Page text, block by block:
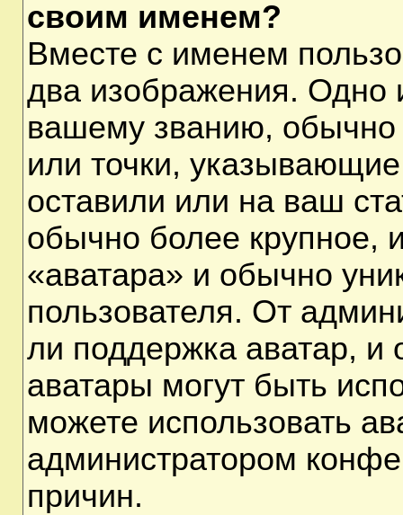
своим именем?
Вместе с именем
два изображения. Одно
вашему званию, обычно
или точки,
оставили или на ваш
обычно более крупное,
«аватара» и обычно
пользователя. От
ли поддержка аватар, и
аватары могут быть
можете использовать
администратором
причин.